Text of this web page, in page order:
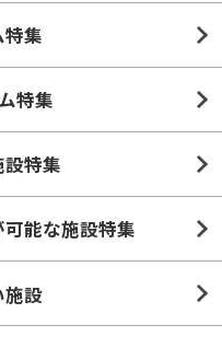
集
特集
特集
能な施設特集
施設